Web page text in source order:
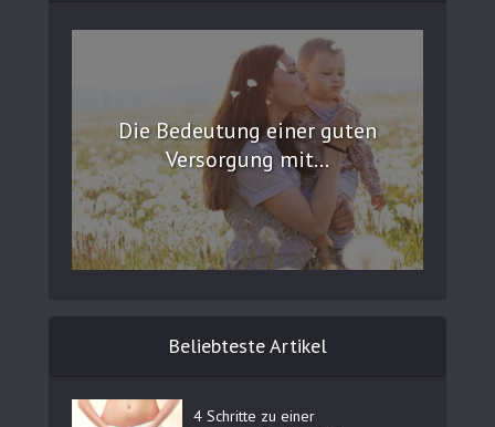
Die Bedeutung einer guten
Versorgung mit...
Beliebteste Artikel
4 Schritte zu einer